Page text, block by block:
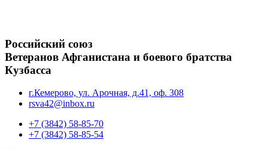
Российский союз
Ветеранов Афганистана и боевого братства
Кузбасса
г.Кемерово, ул. Арочная, д.41, оф. 308
rsva42@inbox.ru
+7 (3842) 58-85-70
+7 (3842) 58-85-54